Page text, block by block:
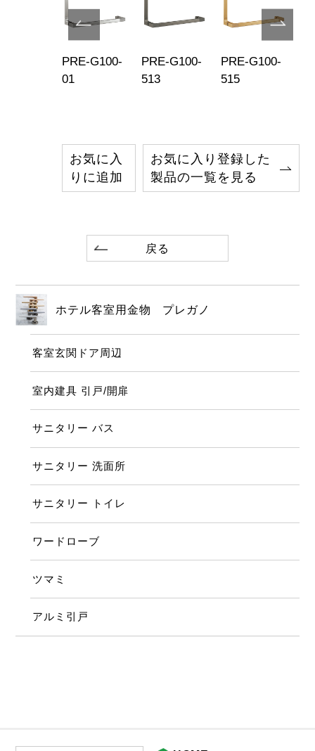
PRE-G100-
01
PRE-G100-
513
PRE-G100-
515
お気に入
りに追加
お気に入り登録した
製品の一覧を見る
戻る
ホテル客室用金物 プレガノ
客室玄関ドア周辺
室内建具 引戸/開扉
サニタリー バス
サニタリー 洗面所
サニタリー トイレ
ワードローブ
ツマミ
アルミ引戸